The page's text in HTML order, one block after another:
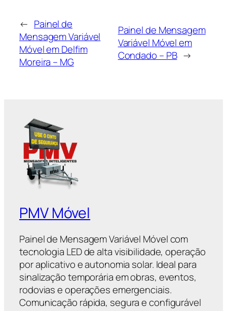
← Painel de
Mensagem Variável
Móvel em Delfim
Moreira – MG
Painel de Mensagem
Variável Móvel em
Condado – PB →
PMV Móvel
Painel de Mensagem Variável Móvel com
tecnologia LED de alta visibilidade, operação
por aplicativo e autonomia solar. Ideal para
sinalização temporária em obras, eventos,
rodovias e operações emergenciais.
Comunicação rápida, segura e configurável